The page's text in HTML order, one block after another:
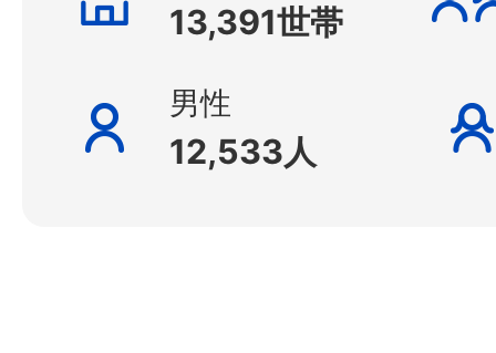
13,391世帯
男性
12,533人